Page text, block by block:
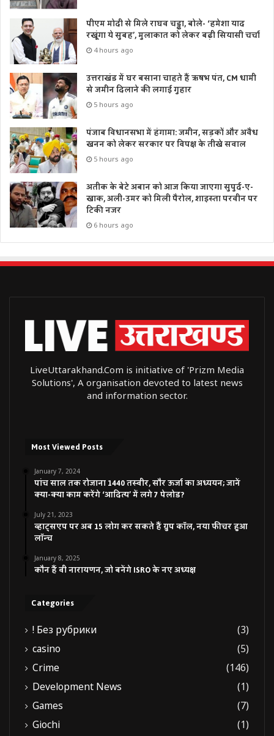
पीएम मोदी से मिले राघव चड्ढा, बोले- ‘हमेशा याद
रखूंगा ये सुबह’, मुलाकात को लेकर बढ़ी सियासी चर्चा
4 hours ago
उत्तराखंड में घर बसाना चाहते हैं ऋषभ पंत, CM धामी
से जमीन दिलाने की लगाई गुहार
5 hours ago
पंजाब विधानसभा में हंगामा: जमीन, सड़कों और अवैध
खनन को लेकर सरकार पर विपक्ष के तीखे सवाल
5 hours ago
अतीक के बेटे अबान को आज किया जाएगा सुपुर्द-ए-
खाक, अली-उमर को मिली पैरोल, शाइस्ता परवीन पर
टिकी नजर
6 hours ago
LiveUttarakhand.Com is initiative of 'Prizm Media
Solutions', A organisation devoted to latest news
and information sector.
Most Viewed Posts
January 7, 2024
पांच साल तक रोजाना 1440 तस्वीर, सौर ऊर्जा का अध्ययन; जानें
क्या-क्या काम करेंगे ‘आदित्य’ में लगे 7 पेलोड?
July 21, 2023
व्हाट्सएप पर अब 15 लोग कर सकते हैं ग्रुप कॉल, नया फीचर हुआ
लॉन्च
January 8, 2025
कौन हैं वी नारायणन, जो बनेंगे ISRO के नए अध्यक्ष
Categories
! Без рубрики
(3)
casino
(5)
Crime
(146)
Development News
(1)
Games
(7)
Giochi
(1)